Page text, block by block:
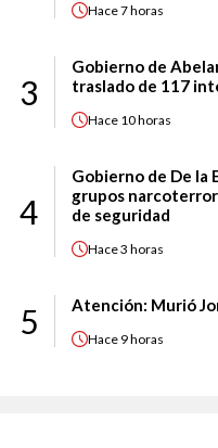
Hace7 horas
3
Gobierno de
traslado de 117
Hace 10 horas
4
Gobierno de De la
grupos
de seguridad
Hace3 horas
5 Atención: Murió
Hace 9 horas